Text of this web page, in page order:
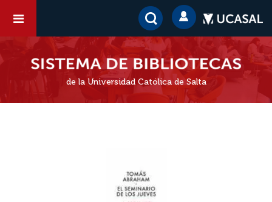
de la Universidad Católica de Salta